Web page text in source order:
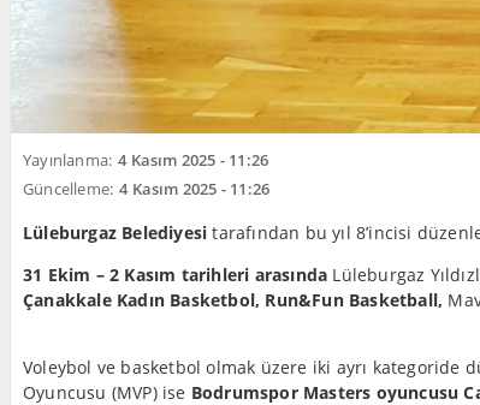
Yayınlanma: 4 Kasım 2025 - 11:26
Güncelleme: 4 Kasım 2025 - 11:26
Lüleburgaz Belediyesi tarafından bu yıl 8’incisi
31 Ekim – 2 Kasım tarihleri arasında Lüleburgaz
Çanakkale Kadın Basketbol, Run&Fun Basketball,
Voleybol ve basketbol olmak üzere iki ayrı kategoride
Oyuncusu (MVP) ise Bodrumspor Masters oyuncusu